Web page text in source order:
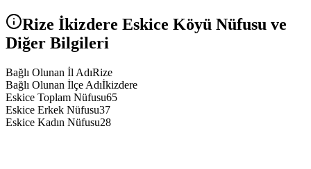
Rize İkizdere Eskice Köyü Nüfusu ve
Diğer Bilgileri
Bağlı Olunan İl AdıRize
Bağlı Olunan İlçe Adıİkizdere
Eskice Toplam Nüfusu65
Eskice Erkek Nüfusu37
Eskice Kadın Nüfusu28